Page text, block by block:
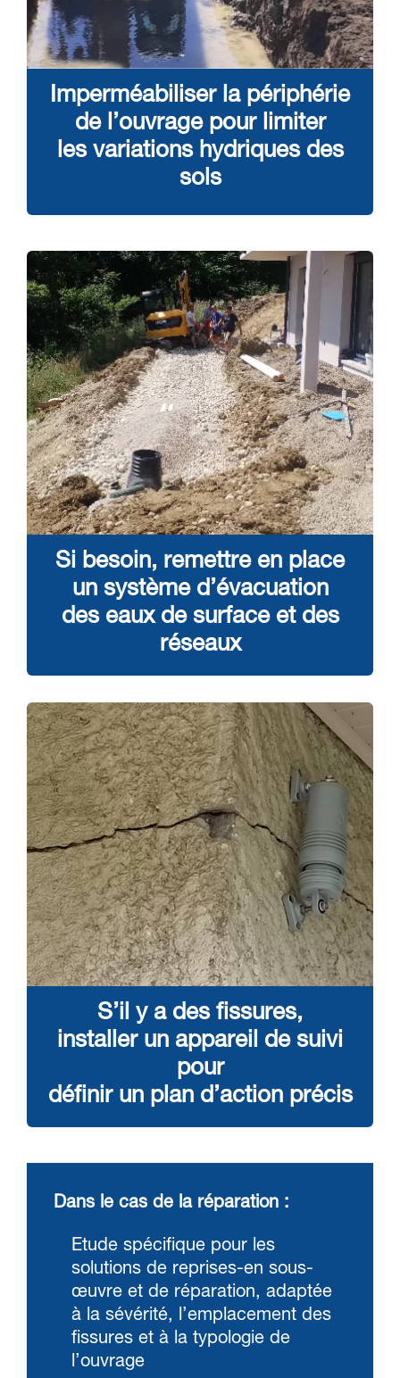
Imperméabiliser la périphérie
de l’ouvrage pour limiter
les variations hydriques des
sols
Si besoin, remettre en place
un système d’évacuation
des eaux de surface et des
réseaux
S’il y a des fissures,
installer un appareil de suivi
pour
définir un plan d’action précis
Dans le cas de la réparation :
Etude spécifique pour les
solutions de reprises-en sous-
œuvre et de réparation, adaptée
à la sévérité, l’emplacement des
fissures et à la typologie de
l’ouvrage